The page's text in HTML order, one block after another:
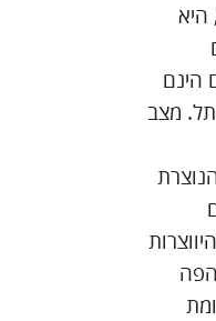
היא
הינם
מצב
הפה